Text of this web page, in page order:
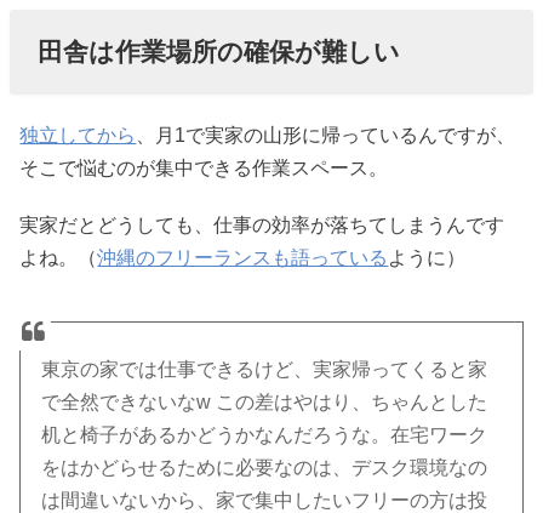
田舎は作業場所の確保が難しい
独立してから
、月1で実家の山形に帰っているんですが、
そこで悩むのが集中できる作業スペース。
実家だとどうしても、仕事の効率が落ちてしまうんです
よね。（沖縄のフリーランスも語っている ように）
東京の家では仕事できるけど、実家帰ってくると家
で全然できないなw この差はやはり、ちゃんとした
机と椅子があるかどうかなんだろうな。在宅ワーク
をはかどらせるために必要なのは、デスク環境なの
は間違いないから、家で集中したいフリーの方は投